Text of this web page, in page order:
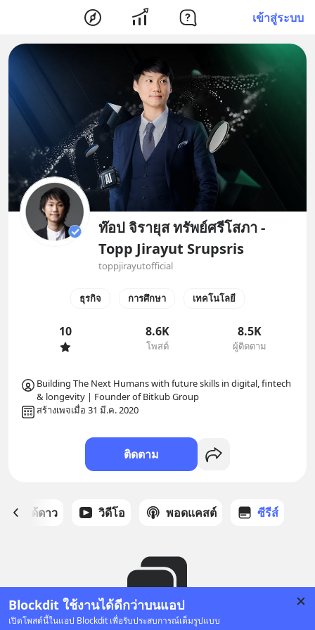
เข้าสู่ระบบ
Blockdit ใช้งานได้ดีกว่าบนแอป
เปิดโพสต์นี้ในแอป Blockdit เพื่อรับประสบการณ์เต็มรูปแบบ
ท๊อป จิรายุส ทรัพย์ศรีโสภา -
Topp Jirayut Srupsris
toppjirayutofficial
ธุรกิจ การศึกษา เทคโนโลยี
10 8.6K
โพสต์
8.5K
ผู้ติดตาม
Building The Next Humans with future skills in digital, fintech
สร้างเพจเมื่อ 31 มี.ค. 2020
ติดตาม
สต์ที่ได้ดาว วิดีโอ พอดแคสต์ ซีรีส์